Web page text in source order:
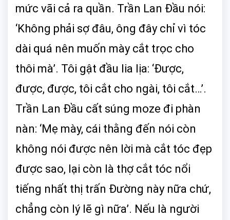
mức vãi cả ra quần. Trần Lan Đầu nói:
‘Không phải sợ đâu, ông đây chỉ vì tóc
dài quá nên muốn mày cắt trọc cho
thôi mà’. Tôi gật đầu lia lịa: ‘Được,
được, được, tôi cắt cho ngài, tôi cắt…’.
Trần Lan Đầu cất súng moze đi phàn
nàn: ‘Mẹ mày, cái thằng đến nói còn
không nói được nên lời mà cắt tóc đẹp
được sao, lại còn là thợ cắt tóc nổi
tiếng nhất thị trấn Đường này nữa chứ,
chẳng còn lý lẽ gì nữa’. Nếu là người